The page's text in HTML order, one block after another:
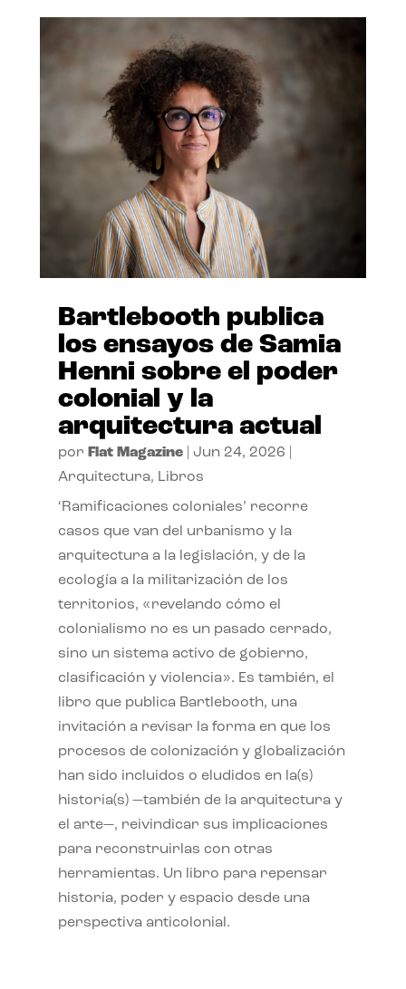
Bartlebooth publica
los ensayos de Samia
Henni sobre el poder
colonial y la
arquitectura actual
por Flat Magazine| Jun 24, 2026
Arquitectura, Libros
‘Ramificaciones coloniales’ recorre
casos que van del urbanismo y la
arquitectura a la legislación, y de la
ecología a la militarización de los
territorios, «revelando cómo el
colonialismo no es un pasado cerrado,
sino un sistema activo de gobierno,
clasificación y violencia». Es también, el
libro que publica Bartlebooth, una
invitación a revisar la forma en que los
procesos de colonización y globalización
han sido incluidos o eludidos en la(s)
historia(s) —también de la arquitectura y
el arte—, reivindicar sus implicaciones
para reconstruirlas con otras
herramientas. Un libro para repensar
historia, poder y espacio desde una
perspectiva anticolonial.